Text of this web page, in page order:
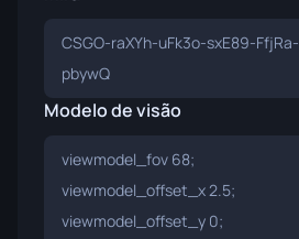
CSGO-raXYh-uFk3o-sxE89-FfjRa-
pbywQ
Modelo de visão
viewmodel_fov 68;
viewmodel_offset_x 2.5;
viewmodel_offset_y 0;